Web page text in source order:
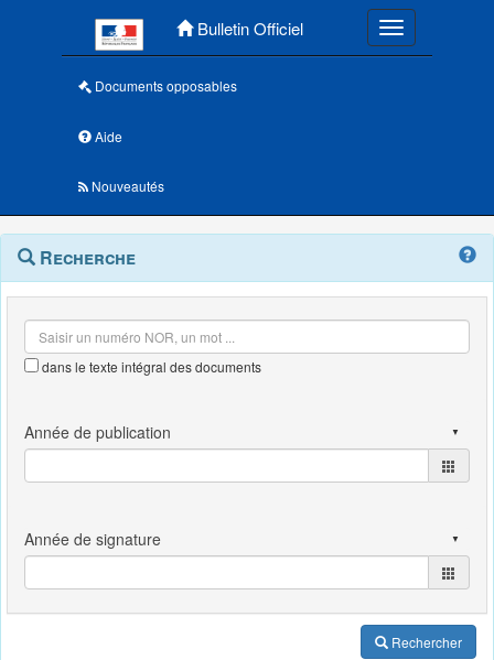
Bulletin Officiel Toggle
Documents opposables
Aide
Nouveautés
Navigation
outils
Menu
contextuel
Recherche
dans le texte intégral des documents
Rechercher